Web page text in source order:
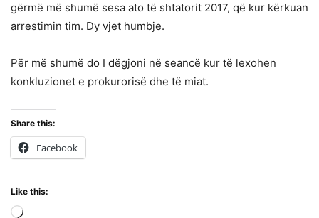
gërmë më shumë sesa ato të shtatorit 2017, që kur kërkuan
arrestimin tim. Dy vjet humbje.
Për më shumë do I dëgjoni në seancë kur të lexohen
konkluzionet e prokurorisë dhe të miat.
Share this:
Facebook
Like this: